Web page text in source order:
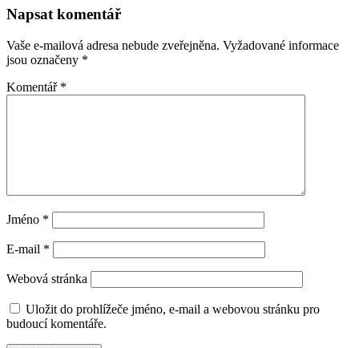
Napsat komentář
Vaše e-mailová adresa nebude zveřejněna. Vyžadované informace
jsou označeny *
Komentář *
Jméno *
E-mail *
Webová stránka
Uložit do prohlížeče jméno, e-mail a webovou stránku pro
budoucí komentáře.